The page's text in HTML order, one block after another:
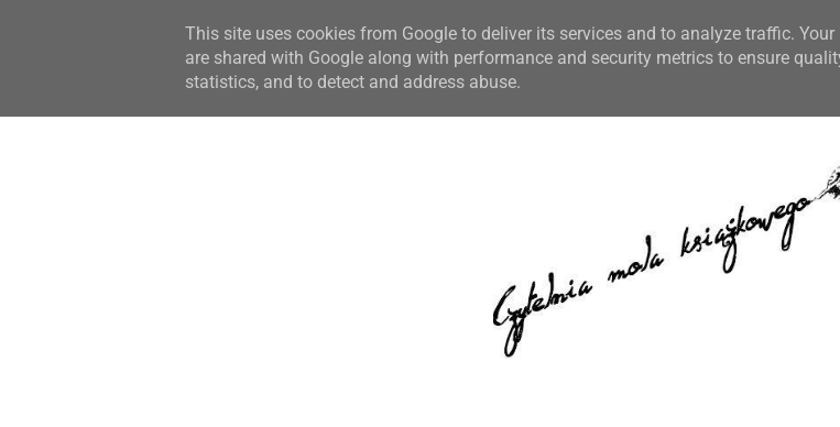
STRONA GŁÓWNA WSPÓŁPRACA RECENZJE O STRONIE KONTAKT CZYTELNIA PO
This site uses cookies from Google to deliver its services and to analyze traffic. Your
are shared with Google along with performance and security metrics to ensure
statistics, and to detect and address abuse.